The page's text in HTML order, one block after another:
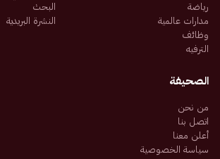
رياضة
مدارات عالمية
وظائف
الترفيه
البحث
النشرة البريدية
الصحيفة
من نحن
اتصل بنا
أعلن معنا
سياسة الخصوصية